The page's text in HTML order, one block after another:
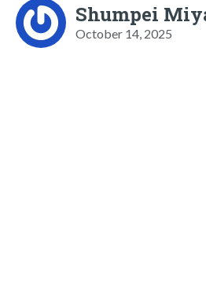
Shumpei
October 14, 2025